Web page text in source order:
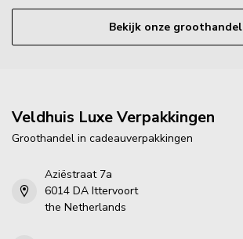
Bekijk onze groothandel
Veldhuis Luxe Verpakkingen
Groothandel in cadeauverpakkingen
Aziëstraat 7a
6014 DA Ittervoort
the Netherlands